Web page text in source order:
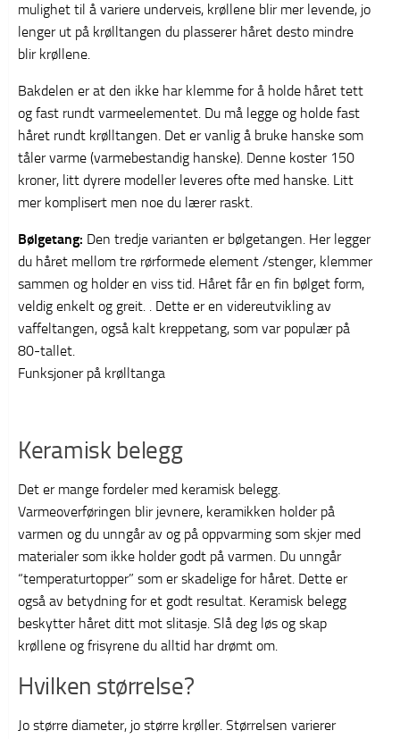
mulighet til å variere underveis, krøllene blir mer levende, jo
lenger ut på krølltangen du plasserer håret desto mindre
blir krøllene.
Bakdelen er at den ikke har klemme for å holde håret tett
og fast rundt varmeelementet. Du må legge og holde fast
håret rundt krølltangen. Det er vanlig å bruke hanske som
tåler varme (varmebestandig hanske). Denne koster 150
kroner, litt dyrere modeller leveres ofte med hanske. Litt
mer komplisert men noe du lærer raskt.
Bølgetang: Den tredje varianten er bølgetangen. Her legger
du håret mellom tre rørformede element /stenger, klemmer
sammen og holder en viss tid. Håret får en fin bølget form,
veldig enkelt og greit. . Dette er en videreutvikling av
vaffeltangen, også kalt kreppetang, som var populær på
80-tallet.
Funksjoner på krølltanga
Keramisk belegg
Det er mange fordeler med keramisk belegg.
Varmeoverføringen blir jevnere, keramikken holder på
varmen og du unngår av og på oppvarming som skjer med
materialer som ikke holder godt på varmen. Du unngår
“temperaturtopper” som er skadelige for håret. Dette er
også av betydning for et godt resultat. Keramisk belegg
beskytter håret ditt mot slitasje. Slå deg løs og skap
krøllene og frisyrene du alltid har drømt om.
Hvilken størrelse?
Jo større diameter, jo større krøller. Størrelsen varierer